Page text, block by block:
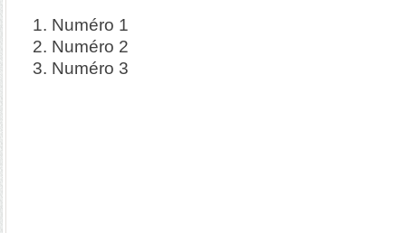
Numéro 1
Numéro 2
Numéro 3